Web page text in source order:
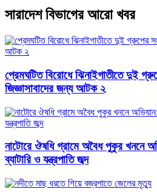
সারাদেশ বিভাগের আরো খবর
প্রেমঘটিত বিরোধে ঝিনাইগাতীতে দুই
জিজ্ঞাসাবাদের জন্য আটক ২
নাটোরে ঔষধি গ্রামে অবৈধ পুকুর খননে
ব্যাটারি ও যন্ত্রপাতি জব্দ